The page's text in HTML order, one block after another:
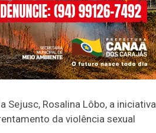
Rosalina Lôbo, a iniciativa
da violência sexual